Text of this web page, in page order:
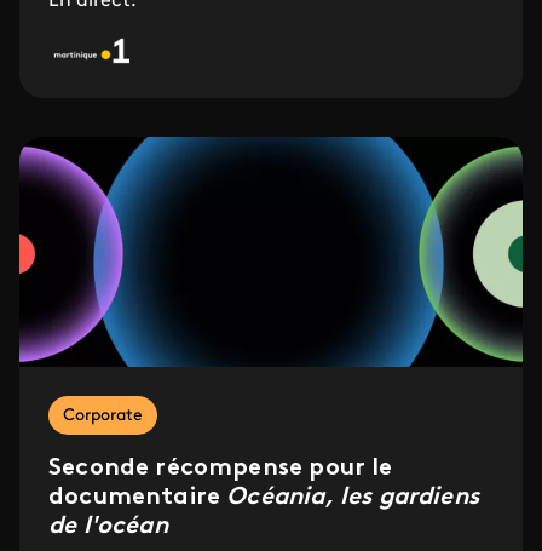
Corporate
Seconde récompense pour le
documentaire Océania, les gardiens
de l'océan